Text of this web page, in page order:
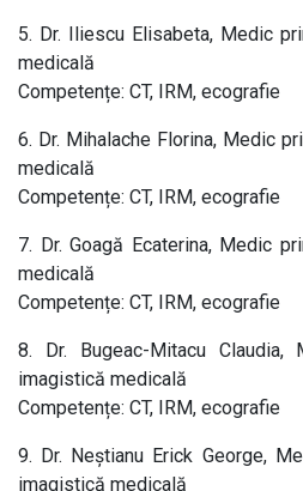
5. Dr. Iliescu Elisabeta, Medic
medicală
Competențe: CT, IRM, ecografie
6. Dr. Mihalache Florina, Medic
medicală
Competențe: CT, IRM, ecografie
7. Dr. Goagă Ecaterina, Medic
medicală
Competențe: CT, IRM, ecografie
8. Dr. Bugeac-Mitacu Claudia,
imagistică medicală
Competențe: CT, IRM, ecografie
9. Dr. Neștianu Erick George,
imagistică medicală